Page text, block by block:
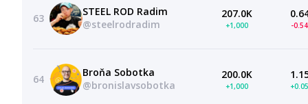
63
STEEL ROD Radim
@steelrodradim
207.0K
+1,000 -
64
Broňa Sobotka
@bronislavsobotka
200.0K
+1,000